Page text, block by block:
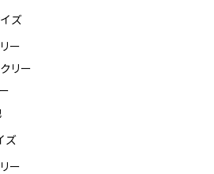
ズ
ー
リー
ズ
ー